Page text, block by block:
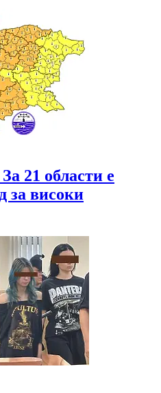
21 области е
за високи